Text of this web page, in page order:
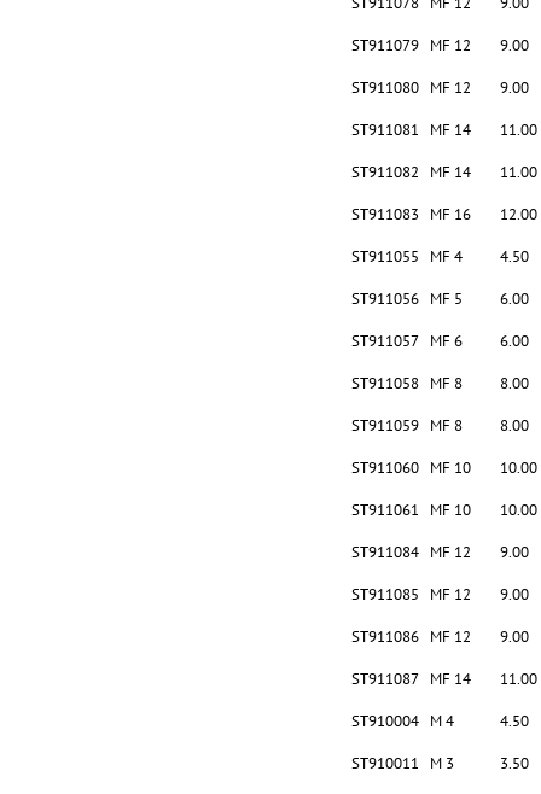
ST911079 MF 12 9.00
ST911080 MF 12 9.00
ST911081 MF 14 11.00
ST911082 MF 14 11.00
ST911083 MF 16 12.00
ST911055 MF 4 4.50
ST911056 MF 5 6.00
ST911057 MF 6 6.00
ST911058 MF 8 8.00
ST911059 MF 8 8.00
ST911060 MF 10 10.00
ST911061 MF 10 10.00
ST911084 MF 12 9.00
ST911085 MF 12 9.00
ST911086 MF 12 9.00
ST911087 MF 14 11.00
ST910004 M 4 4.50
ST910011 M 3 3.50